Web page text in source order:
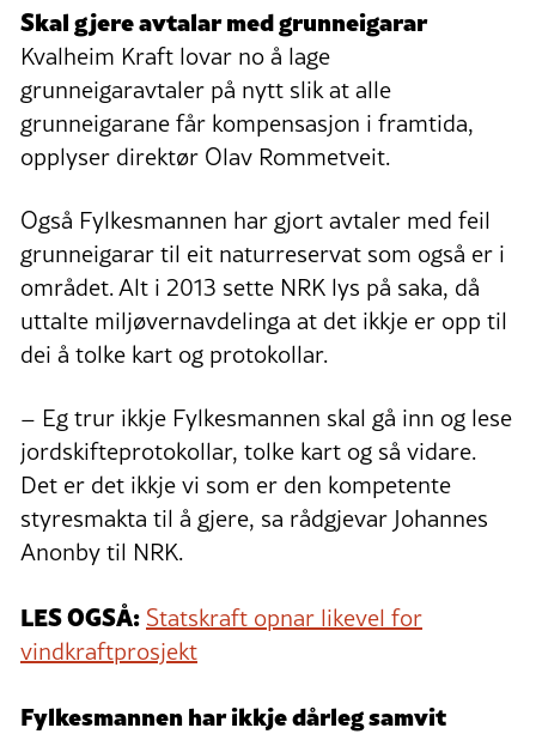
Skal gjere avtalar med grunneigarar
Kvalheim Kraft lovar no å lage
grunneigaravtaler på nytt slik at alle
grunneigarane får kompensasjon i framtida,
opplyser direktør Olav Rommetveit.
Også Fylkesmannen har gjort avtaler med feil
grunneigarar til eit naturreservat som også er i
området. Alt i 2013 sette NRK lys på saka, då
uttalte miljøvernavdelinga at det ikkje er opp til
dei å tolke kart og protokollar.
– Eg trur ikkje Fylkesmannen skal gå inn og lese
jordskifteprotokollar, tolke kart og så vidare.
Det er det ikkje vi som er den kompetente
styresmakta til å gjere, sa rådgjevar Johannes
Anonby til NRK.
LES OGSÅ: Statskraft opnar likevel for
vindkraftprosjekt
Fylkesmannen har ikkje dårleg samvit